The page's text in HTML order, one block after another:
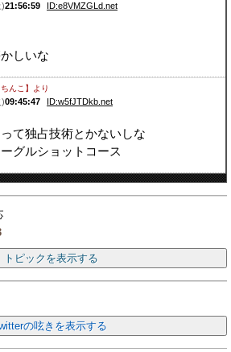
21:56:59 ID:e8VMZGLd.net
しいな
んこ】 より
09:45:47 ID:w5fJTDkb.net
て独占技術とかないしな
グルショットコース